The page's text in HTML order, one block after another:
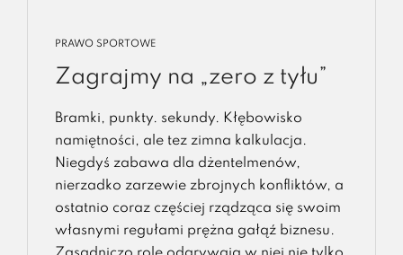
PRAWO SPORTOWE
Zagrajmy na „zero z tyłu”
Bramki, punkty. sekundy. Kłębowisko
namiętności, ale tez zimna kalkulacja.
Niegdyś zabawa dla dżentelmenów,
nierzadko zarzewie zbrojnych konfliktów, a
ostatnio coraz częściej rządząca się swoim
własnymi regułami prężna gałąź biznesu.